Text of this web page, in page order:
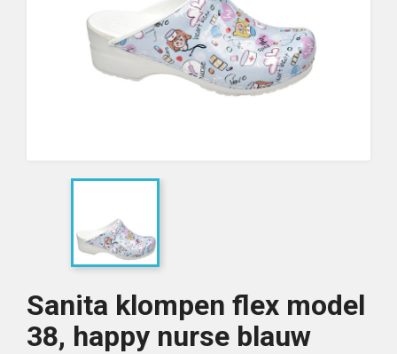
Sanita klompen flex model
38, happy nurse blauw